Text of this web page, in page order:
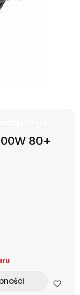
80+